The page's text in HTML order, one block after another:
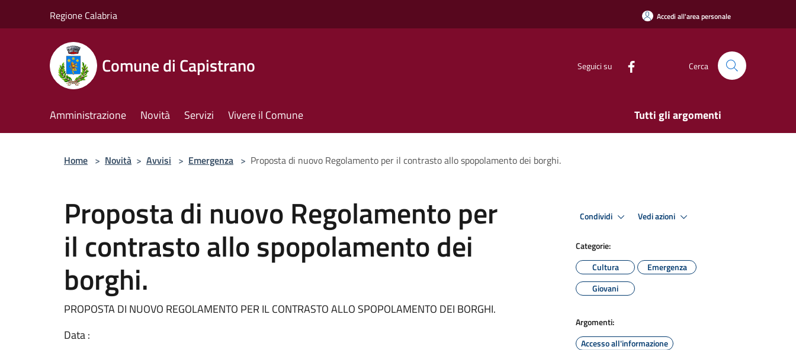
Regione Calabria Accedi all'area personale
Comune di Capistrano Seguici su Cerca
Amministrazione Novità Servizi Vivere il Comune Tutti gli argomenti
Home > Novità > Avvisi > Emergenza > Proposta di nuovo Regolamento per il contrasto allo spopolamento dei borghi.
Proposta di nuovo Regolamento per
il contrasto allo spopolamento dei
borghi.
PROPOSTA DI NUOVO REGOLAMENTO PER IL CONTRASTO ALLO SPOPOLAMENTO DEI BORGHI.
Data :
Condividi Vedi azioni
Categorie:
Cultura
Emergenza
Giovani
Argomenti:
Accesso all'informazione